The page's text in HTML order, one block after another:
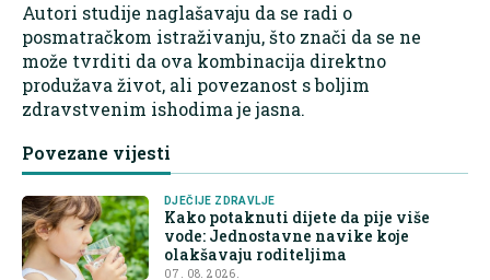
Autori studije naglašavaju da se radi o
posmatračkom istraživanju, što znači da se ne
može tvrditi da ova kombinacija direktno
produžava život, ali povezanost s boljim
zdravstvenim ishodima je jasna.
Povezane vijesti
DJEČIJE ZDRAVLJE
Kako potaknuti dijete da pije više
vode: Jednostavne navike koje
olakšavaju roditeljima
07. 08. 2026.